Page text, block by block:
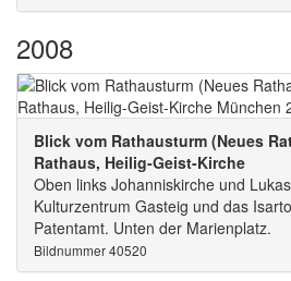
2008
Blick vom Rathausturm (Neues
Rathaus, Heilig-Geist-Kirche
Oben links Johanniskirche und
Kulturzentrum Gasteig und das
Patentamt. Unten der Marienplatz.
Bildnummer 40520